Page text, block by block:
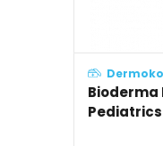
Pediatrics